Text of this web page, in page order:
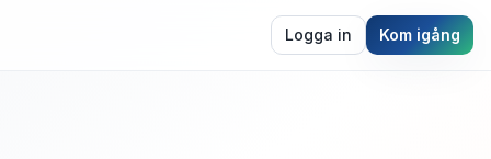
Logga in Kom igång